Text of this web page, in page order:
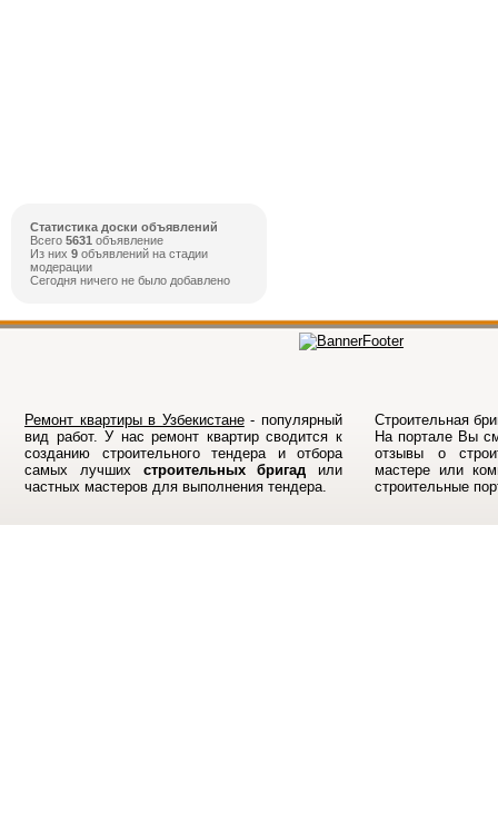
Статистика доски объявлений
Всего 5631 объявление
Из них 9 объявлений на стадии
модерации
Сегодня ничего не было добавлено
Ремонт квартиры в Узбекистане- популярный
вид работ. У нас ремонт квартир сводится к
созданию строительного тендера и отбора
самых лучших строительных бригад или
частных мастеров для выполнения тендера.
Строительная
На порталe Вы
отзывы о
мастере или
строительные